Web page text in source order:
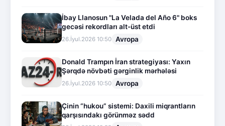
İbay Llanosun "La Velada del Año 6" boks
gecəsi rekordları alt-üst etdi
26.İyul.2026 10:50 Avropa
Donald Trampın İran strategiyası: Yaxın
Şərqdə növbəti gərginlik mərhələsi
26.İyul.2026 10:50 Avropa
Çinin “hukou” sistemi: Daxili miqrantların
qarşısındakı görünməz sədd